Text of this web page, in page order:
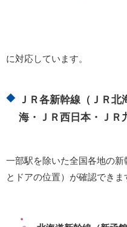
に対応しています。
ＪＲ各新幹線（ＪＲ
海・ＪＲ西日本・ＪＲ
一部駅を除いた全国各地の
とドアの位置）が確認できま